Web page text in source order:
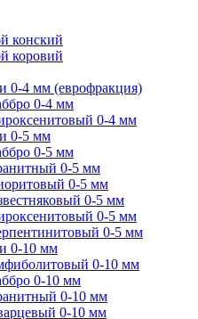
конский
коровий
0-4 мм (еврофракция)
0-4 мм
0-4 мм
0-5 мм
0-5 мм
0-5 мм
0-5 мм
0-5 мм
0-5 мм
0-5 мм
0-10 мм
0-10 мм
0-10 мм
0-10 мм
0-10 мм